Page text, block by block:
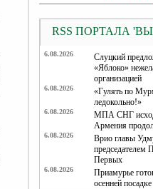
RSS ПОРТАЛА
6.08.2026
Слуцкий
«Яблоко»
организацией
6.08.2026
«Гулять по
ледокольно!»
6.08.2026
МПА СНГ
Армения
6.08.2026
Врио главы
председателем
Первых
6.08.2026
Приамурье
осенней посадке